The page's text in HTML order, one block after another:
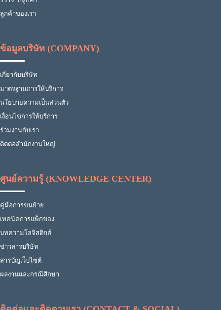
ลูกค้าของเรา
ข้อมูลบริษัท (COMPANY)
เกี่ยวกับบริษัท
มาตรฐานการให้บริการ
นโยบายความเป็นส่วนตัว
เงื่อนไขการให้บริการ
ร่วมงานกับเรา
ติดต่อสำนักงานใหญ่
ศูนย์ความรู้ (KNOWLEDGE CENTER)
คู่มือการขนย้าย
เทคนิคการแพ็กของ
บทความโลจิสติกส์
ข่าวสารบริษัท
สารบัญเว็บไซต์
ผลงานและกรณีศึกษา